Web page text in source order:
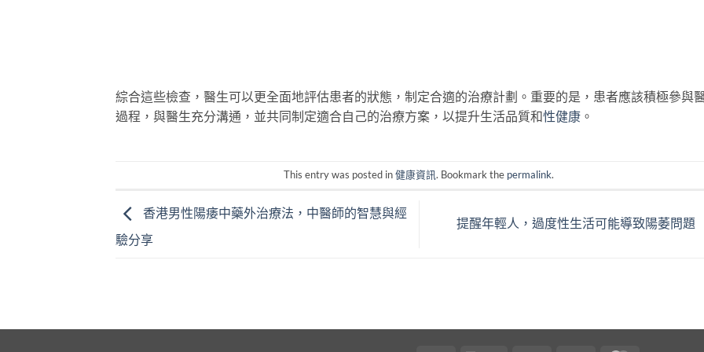
綜合這些檢查，醫生可以更全面地評估患者的狀態，制定合適的治療計劃。重要的是，患者應該積極參與
過程，與醫生充分溝通，並共同制定適合自己的治療方案，以提升生活品質和性健康 。
This entry was posted in健康資訊. Bookmark the permalink.
香港男性陽痿中藥外治療法，中醫師的智慧與經
驗分享
提醒年輕人，過度性生活可能導致陽萎問題